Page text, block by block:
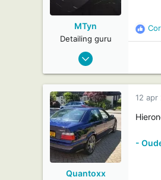
MTyn
Detailing guru
29 aug 2010
150
R
e
s
Quantoxx
12 apr
-